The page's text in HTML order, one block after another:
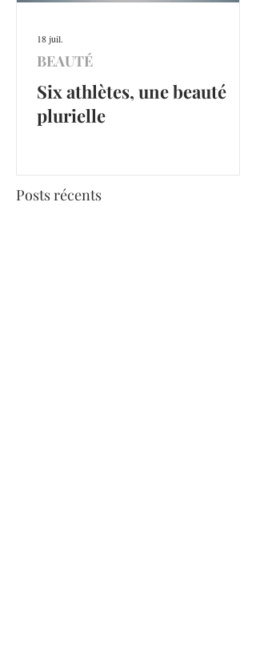
Six athlètes, une beauté
plurielle
BEAUTÉ
18 juil.
Posts récents